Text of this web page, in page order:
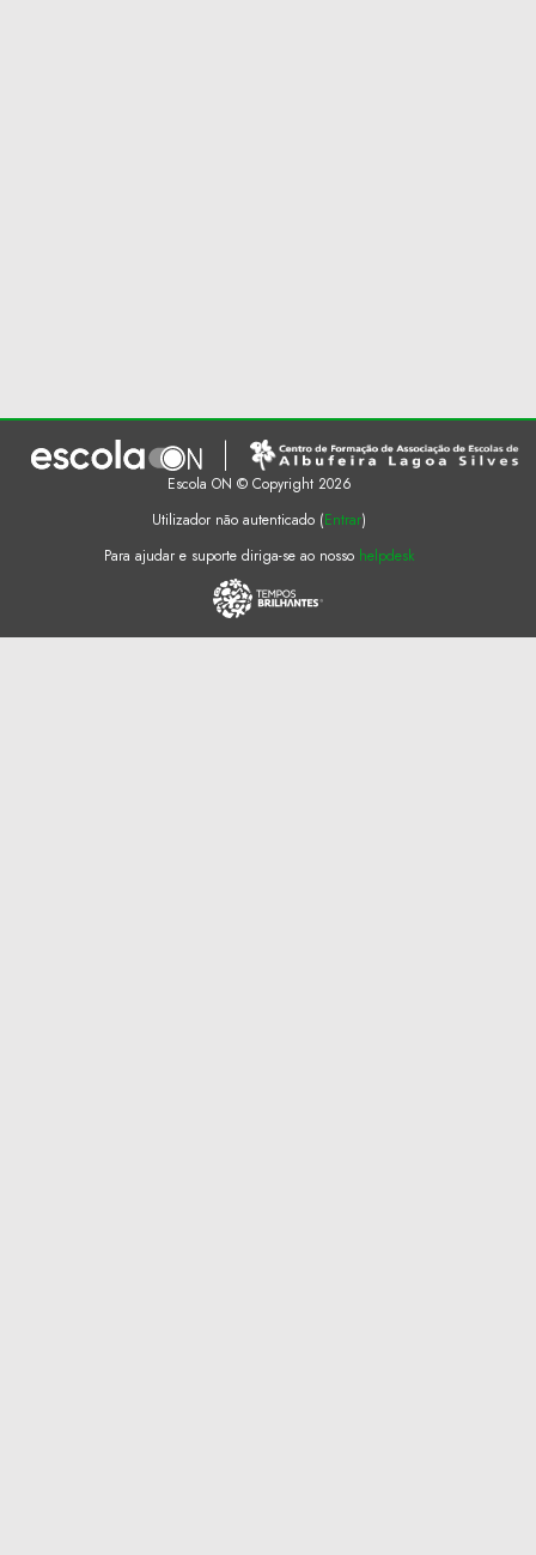
Escola ON © Copyright 2026
Utilizador não autenticado (Entrar)
Para ajudar e suporte diriga-se ao nosso helpdesk